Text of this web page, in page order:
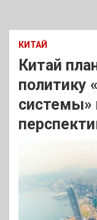
КИТАЙ
Китай
политику
системы»